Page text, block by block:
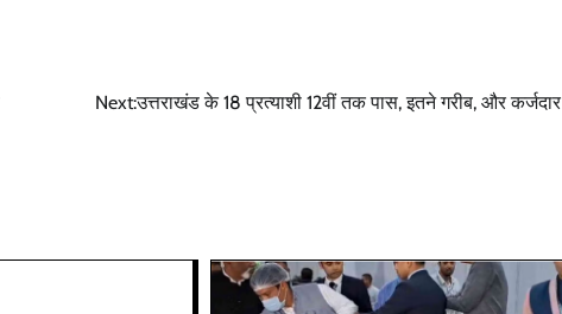
Next:उत्तराखंड के 18 प्रत्याशी 12वीं तक पास, इतने गरीब, और कर्जदार
UNN24 Desk April 16, 2025 0